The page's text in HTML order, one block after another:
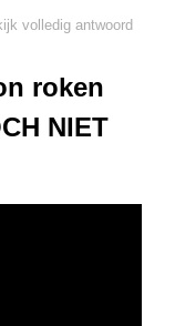
volledig antwoord
roken
NIET